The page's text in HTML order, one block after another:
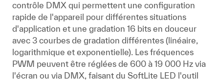
contrôle DMX qui permettent une configuration
rapide de l'appareil pour différentes situations
d'application et une gradation 16 bits en douceur
avec 3 courbes de gradation différentes (linéaire,
logarithmique et exponentielle). Les fréquences
PWM peuvent être réglées de 600 à 19 000 Hz via
l'écran ou via DMX, faisant du SoftLite LED l'outil